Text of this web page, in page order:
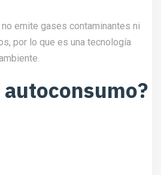
emite gases contaminantes ni
por lo que es una tecnología
autoconsumo?